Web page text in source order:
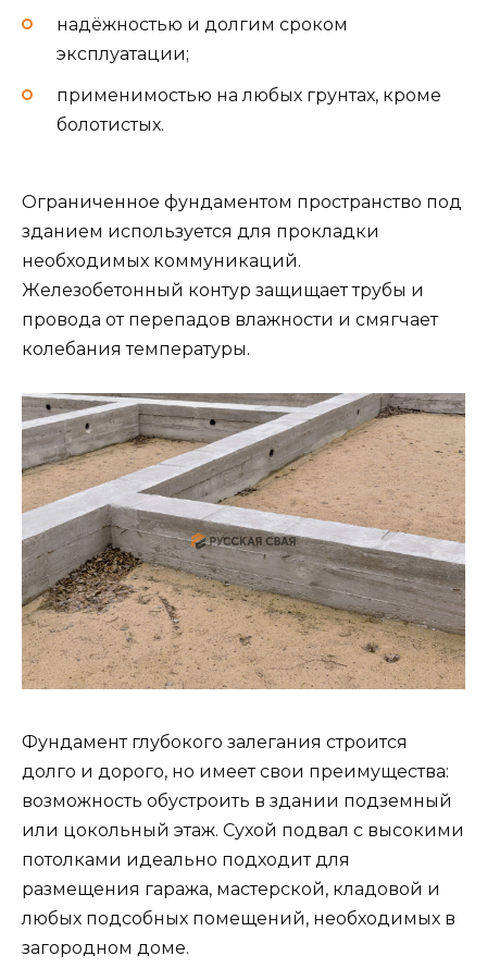
надёжностью и долгим сроком
эксплуатации;
применимостью на любых грунтах, кроме
болотистых.
Ограниченное фундаментом пространство под
зданием используется для прокладки
необходимых коммуникаций.
Железобетонный контур защищает трубы и
провода от перепадов влажности и смягчает
колебания температуры.
Фундамент глубокого залегания строится
долго и дорого, но имеет свои преимущества:
возможность обустроить в здании подземный
или цокольный этаж. Сухой подвал с высокими
потолками идеально подходит для
размещения гаража, мастерской, кладовой и
любых подсобных помещений, необходимых в
загородном доме.